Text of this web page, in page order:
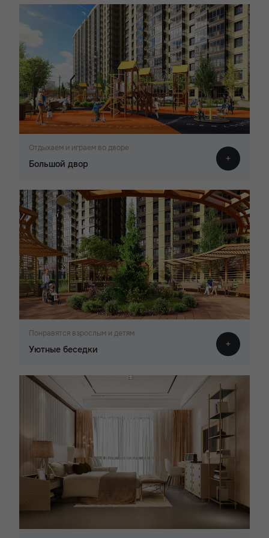
Отдыхаем и играем во дворе
Большой двор
Понравятся взрослым и детям
Уютные беседки